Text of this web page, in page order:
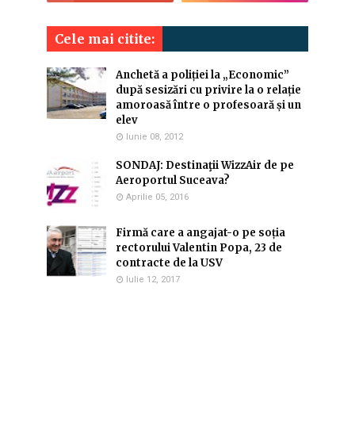
Cele mai citite:
Anchetă a poliției la „Economic”
după sesizări cu privire la o relație
amoroasă între o profesoară și un
elev
Iunie 08, 2012
SONDAJ: Destinaţii WizzAir de pe
Aeroportul Suceava?
Aprilie 05, 2016
Firmă care a angajat-o pe soția
rectorului Valentin Popa, 23 de
contracte de la USV
Iulie 12, 2017